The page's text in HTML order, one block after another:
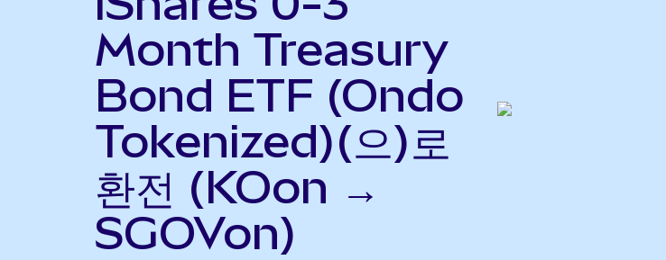
Month Treasury
Bond ETF (Ondo
Tokenized)(으)로
환전 (KOon →
SGOVon)